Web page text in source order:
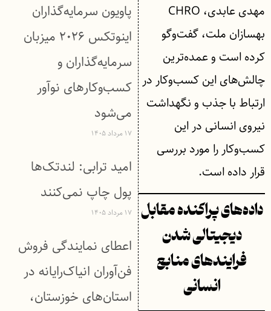
مهدی عابدی، CHRO
بهسازان ملت، گفت‌وگو
کرده است و عمده‌ترین
چالش‌های این کسب‌وکار در
ارتباط با جذب و نگهداشت
نیروی انسانی در این
کسب‌وکار را مورد بررسی
قرار داده است.
داده‌های پراکنده مقابل
دیجیتالی شدن
فرایندهای منابع
انسانی
پاویون سرمایه‌گذاران
اینوتکس ۲۰۲۶ میزبان
سرمایه‌گذاران و
کسب‌وکارهای نوآور
می‌شود
۱۷ مرداد ۱۴۰۵
امید ترابی: لندتک‌ها
پول چاپ نمی‌کنند
۱۷ مرداد ۱۴۰۵
اعطای نمایندگی فروش
فن‌آوران انیاک‌رایانه در
استان‌های خوزستان،